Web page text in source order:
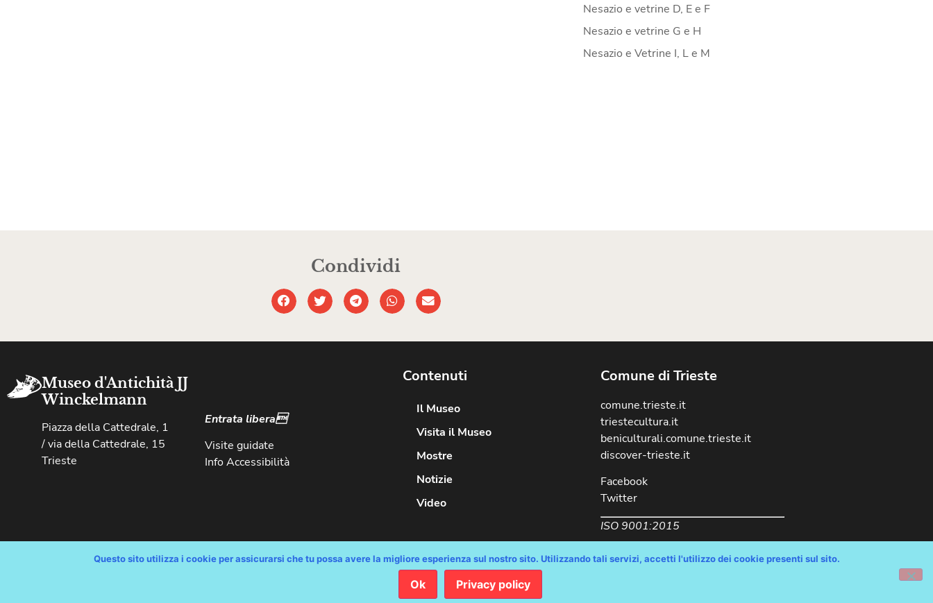
Nesazio e vetrine D, E e F
Nesazio e vetrine G e H
Nesazio e Vetrine I, L e M
Condividi
Museo d'Antichità JJ
Winckelmann
Piazza della Cattedrale, 1
/ via della Cattedrale, 15
Trieste
Entrata libera
Visite guidate
Info Accessibilità
Contenuti
Il Museo
Visita il Museo
Mostre
Notizie
Video
Comune di Trieste
comune.trieste.it
triestecultura.it
beniculturali.comune.trieste.it
discover-trieste.it
Facebook
Twitter
ISO 9001:2015
Copyright © Comune di Trieste – partita Iva 00210240321 – tutti i diritti riservati / Progetto e Sviluppo Media Technologies Srl /
Questo sito utilizza i cookie per assicurarsi che tu possa avere la migliore esperienza sul nostro sito. Utilizzando tali servizi, accetti l'utilizzo dei cookie presenti sul sito.
Ok Privacy policy